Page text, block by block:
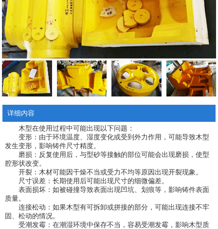
详细内容
木型在使用过程中可能出现以下问题：
变形：由于环境温度、湿度变化或受到外力作用，可能导致木型
发生变形，影响铸件尺寸精度。
磨损：反复使用后，与型砂等接触的部位可能会出现磨损，使型
腔形状改变。
开裂：木材可能因干燥不当或受力不均等原因出现开裂现象。
尺寸误差：长期使用后可能出现尺寸的细微偏差。
表面损坏：如被碰撞导致表面出现凹坑、划痕等，影响铸件表面
质量。
连接松动：如果木型有可拆卸或拼接的部分，可能出现连接不牢
固、松动的情况。
受潮发霉：在潮湿环境中保存不当，容易受潮发霉，影响木型质